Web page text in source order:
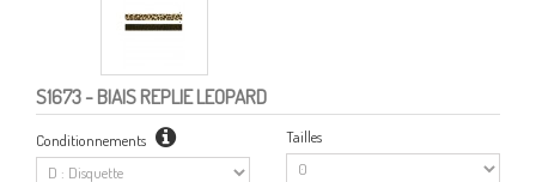
S1673- BIAIS REPLIE LEOPARD
Conditionnements Tailles